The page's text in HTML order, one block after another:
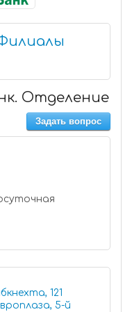
Отделение
Задать вопрос
121